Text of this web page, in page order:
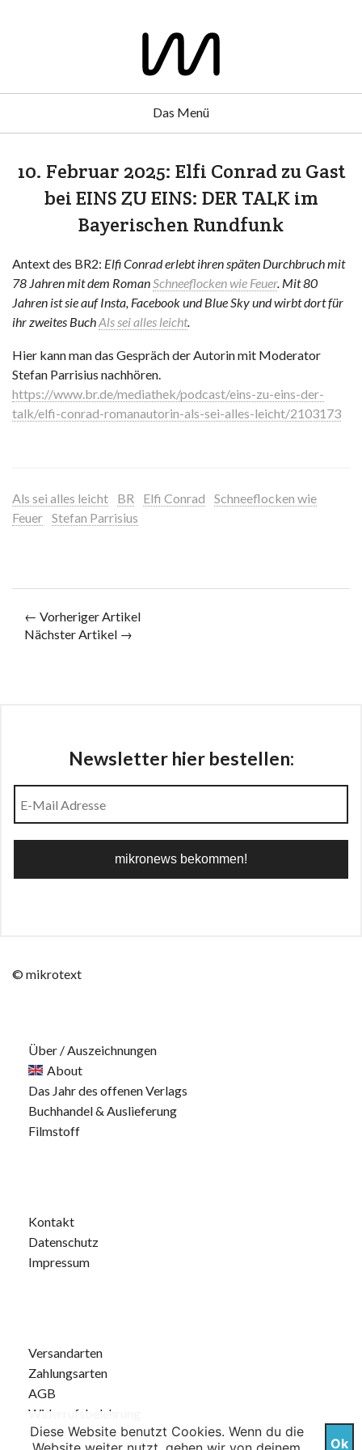
Das Menü
10. Februar 2025: Elfi Conrad zu Gast
bei EINS ZU EINS: DER TALK im
Bayerischen Rundfunk
Antext des BR2: Elfi Conrad erlebt ihren späten Durchbruch mit
78 Jahren mit dem RomanSchneeflocken wie Feuer. Mit 80
Jahren ist sie auf Insta, Facebook und Blue Sky und wirbt dort für
ihr zweites BuchAls sei alles leicht.
Hier kann man das Gespräch der Autorin mit Moderator
Stefan Parrisius nachhören.
https://www.br.de/mediathek/podcast/eins-zu-eins-der-
talk/elfi-conrad-romanautorin-als-sei-alles-leicht/2103173
Als sei alles leicht BR Elfi Conrad
Schneeflocken wie
Feuer Stefan Parrisius
← Vorheriger Artikel
Nächster Artikel →
Newsletter hier bestellen:
© mikrotext
Über / Auszeichnungen
About
Das Jahr des offenen Verlags
Buchhandel & Auslieferung
Filmstoff
Kontakt
Datenschutz
Impressum
Versandarten
Zahlungsarten
AGB
Widerrufsbelehrung
Diese Website benutzt Cookies. Wenn du die
Ok